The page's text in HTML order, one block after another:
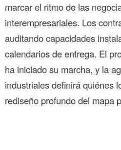
marcar el ritmo de las
interempresariales. Los
auditando capacidades
calendarios de entrega. El
ha iniciado su marcha, y la
industriales definirá quiénes
rediseño profundo del mapa